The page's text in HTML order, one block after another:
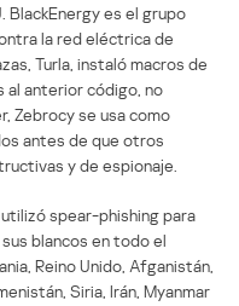
BlackEnergy es el grupo
la red eléctrica de
Turla, instaló macros de
al anterior código, no
Zebrocy se usa como
antes de que otros
y de espionaje.
spear-phishing para
blancos en todo el
Reino Unido, Afganistán,
Siria, Irán, Myanmar